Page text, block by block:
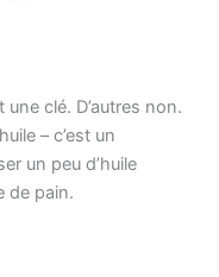
clé. D’autres non.
– c’est un
un peu d’huile
de pain.